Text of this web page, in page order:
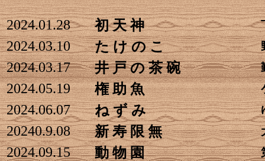
2024.01.28 初 天 神
2024.03.10 た け の こ
2024.03.17 井 戸 の 茶 碗
2024.05.19 権 助 魚
2024.06.07 ね ず み
20240.9.08 新 寿 限 無
2024.09.15 動 物 園